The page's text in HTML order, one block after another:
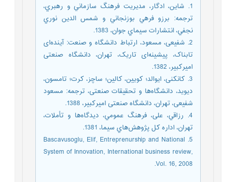
1. شاين، ادگار، مديريت فرهنگ سازماني و رهبري،
ترجمه: برزو فرهي بوزنجاني و شمس الدين نوري
نجفي، انتشارات سيماي جوان، 1383.
2. شفيعی، مسعود، ارتباط دانشگاه و صنعت: آينده‌ای
تابناک، پيشينه‌ای تاريک، تهران، دانشگاه صنعتی
اميرکبير، 1382.
3. کانکنی، ايوالد؛ کویين، کالين؛ ساچز، کرت؛ تامسون،
ديويد، دانشگاه‌ها و تحقيقات صنعتی، ترجمه: مسعود
شفيعی، تهران، دانشگاه صنعتی اميرکبير، 1388.
4. رزاقي، علی، فرهنگ عمومي، ديدگاه‌ها و تأملات،
تهران، اداره کل پژوهش‌هاي سيما، 1381.
5. Bascavusoglu, Elif, Entreprenurship and National
System of Innovation, International business review,
Vol. 16, 2008.